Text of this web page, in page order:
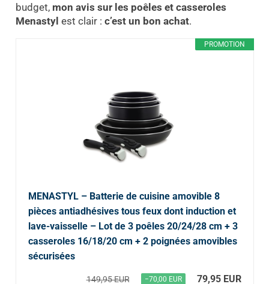
budget, mon avis sur les poêles et casseroles
Menastyl est clair : c’est un bon achat.
PROMOTION
MENASTYL – Batterie de cuisine amovible 8
pièces antiadhésives tous feux dont induction et
lave-vaisselle – Lot de 3 poêles 20/24/28 cm + 3
casseroles 16/18/20 cm + 2 poignées amovibles
sécurisées
149,95 EUR −70,00 EUR 79,95 EUR